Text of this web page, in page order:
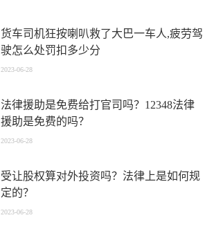
货车司机狂按喇叭救了大巴一车人,疲劳驾
驶怎么处罚扣多少分
2023-06-28
法律援助是免费给打官司吗？12348法律
援助是免费的吗？
2023-06-28
受让股权算对外投资吗？法律上是如何规
定的？
2023-06-28